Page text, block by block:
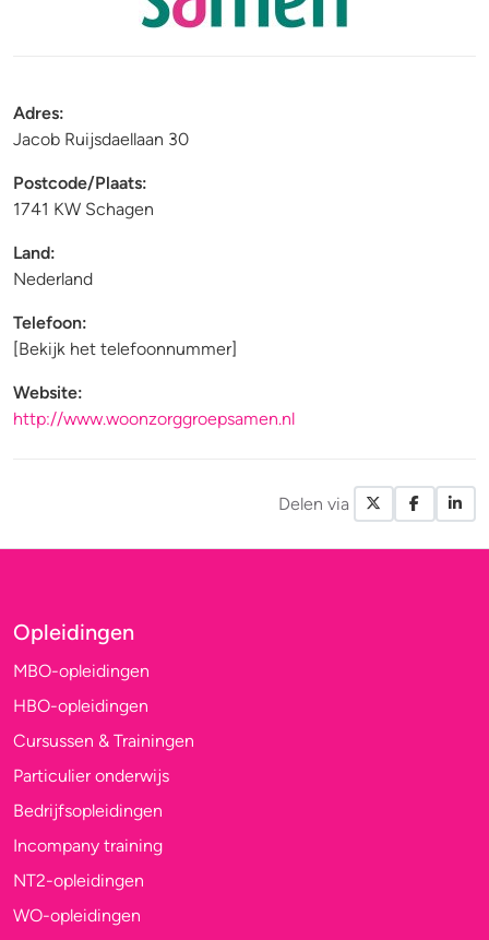
Adres:
Jacob Ruijsdaellaan 30
Postcode/Plaats:
1741 KW Schagen
Land:
Nederland
Telefoon:
[Bekijk het telefoonnummer]
Website:
http://www.woonzorggroepsamen.nl
Delen via X /
Opleidingen
MBO-opleidingen
HBO-opleidingen
Cursussen & Trainingen
Particulier onderwijs
Bedrijfsopleidingen
Incompany training
NT2-opleidingen
WO-opleidingen